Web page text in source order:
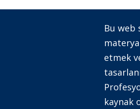
Bu
etmek
kaynak